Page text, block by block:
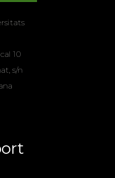
10
s/n